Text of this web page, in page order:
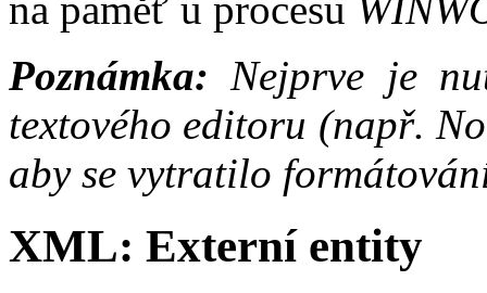
Poznámka: Nejprve je
textového editoru (např.
aby se vytratilo
XML: Externí entity